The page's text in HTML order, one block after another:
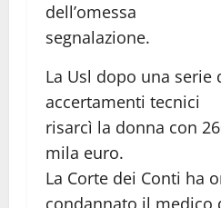
dell’omessa
segnalazione.
La Usl dopo una serie
accertamenti tecnici
risarcì la donna con
mila euro.
La Corte dei Conti ha
condannato il medico